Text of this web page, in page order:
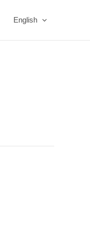
English